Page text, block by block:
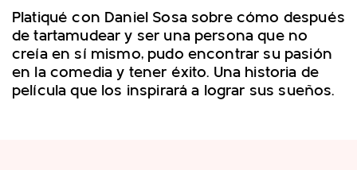
Platiqué con Daniel Sosa sobre cómo después
de tartamudear y ser una persona que no
creía en sí mismo, pudo encontrar su pasión
en la comedia y tener éxito. Una historia de
película que los inspirará a lograr sus sueños.